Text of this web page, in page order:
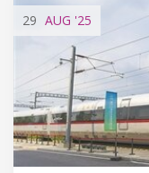
29 AUG '25